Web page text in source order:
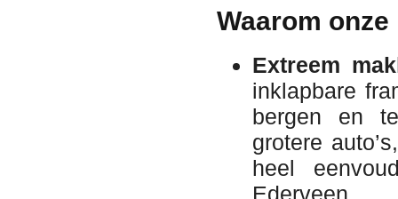
Waarom
Extreem
inklapbare
bergen en
grotere
heel